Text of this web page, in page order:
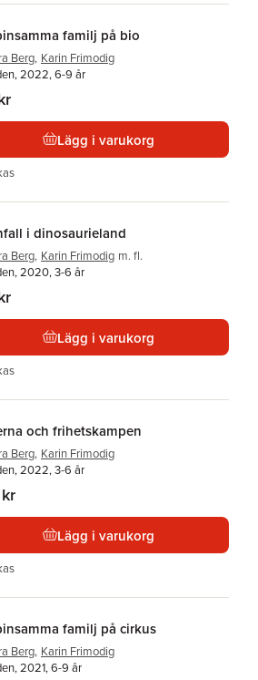
familj på bio
Berg, Karin Frimodig
2022, 6-9 år
Lägg i varukorg
i dinosaurieland
Berg, Karin Frimodig m. fl.
2020, 3-6 år
Lägg i varukorg
och frihetskampen
Berg, Karin Frimodig
2022, 3-6 år
Lägg i varukorg
familj på cirkus
Berg, Karin Frimodig
2021, 6-9 år